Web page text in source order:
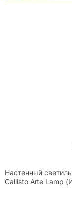
Настенный
Callisto Arte Lamp